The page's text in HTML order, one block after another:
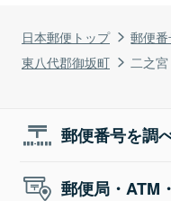
日本郵便トップ 郵便
東八代郡御坂町
二之宮
郵便番号を調
郵便局・ATM